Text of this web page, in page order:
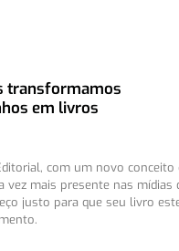
transformamos
em livros
com um novo conceito
vez mais presente nas mídias
justo para que seu livro